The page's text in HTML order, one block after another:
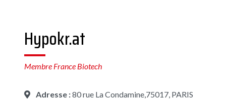
Hypokr.at
Membre France Biotech
Adresse :80 rue La Condamine,75017, PARIS